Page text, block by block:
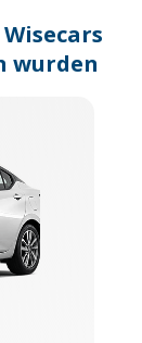
wurden